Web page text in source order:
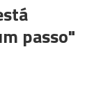
passo"